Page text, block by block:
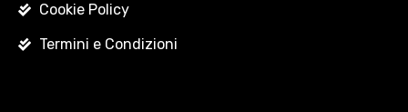
Cookie Policy
Termini e Condizioni